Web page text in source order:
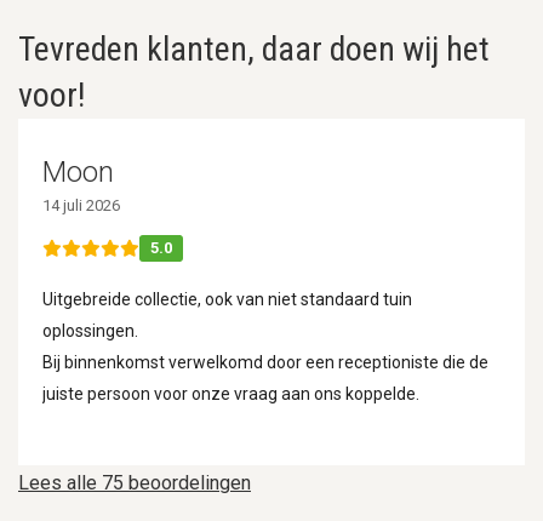
Tevreden klanten, daar doen wij het
voor!
Lees alle 75 beoordelingen
Moon
14 juli 2026
5.0
Uitgebreide collectie, ook van niet standaard tuin
oplossingen.
Bij binnenkomst verwelkomd door een receptioniste die de
juiste persoon voor onze vraag aan ons koppelde.